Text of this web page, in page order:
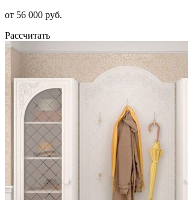
от 56 000 руб.
Рассчитать